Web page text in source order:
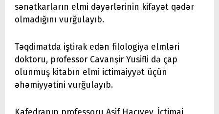
sənətkarların elmi dəyərlərinin kifayət qədər
olmadığını vurğulayıb.
Təqdimatda iştirak edən filologiya elmləri
doktoru, professor Cavanşir Yusifli də çap
olunmuş kitabın elmi ictimaiyyət üçün
əhəmiyyətini vurğulayıb.